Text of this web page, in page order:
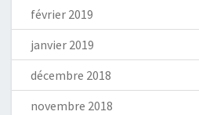
février 2019
janvier 2019
décembre 2018
novembre 2018